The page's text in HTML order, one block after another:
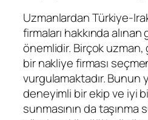
Uzmanlardan Türkiye-
firmaları hakkında
önemlidir. Birçok
bir nakliye firması
vurgulamaktadır. Bunun
deneyimli bir ekip ve iyi
sunmasının da taşınma